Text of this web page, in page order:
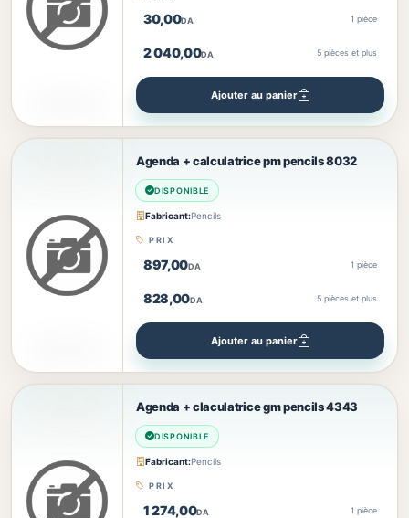
30,00DA 1 pièce
2 040,00DA 5 pièces et plus
Ajouter au panier
Agenda + calculatrice pm pencils 8032
DISPONIBLE
Fabricant:Pencils
PRIX
897,00DA 1 pièce
828,00DA 5 pièces et plus
Ajouter au panier
Agenda + claculatrice gm pencils 4343
DISPONIBLE
Fabricant:Pencils
PRIX
1 274,00DA 1 pièce